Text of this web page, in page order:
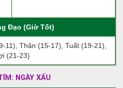
Đạo (Giờ Tốt)
11), Thân (15-17), Tuất (19-21),
(21-23)
NGÀY XẤU